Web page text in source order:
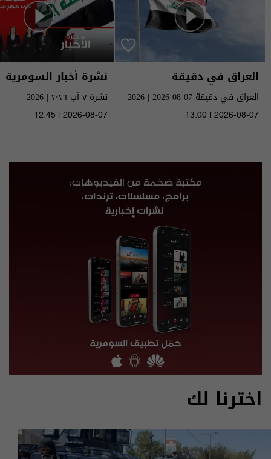
العراق في دقيقة
العراق في دقيقة 07-08-2026 | 2026
13:00 | 2026-08-07
نشرة أخبار السومرية
نشرة ٧ آب ٢٠٢٦ | 2026
12:45 | 2026-08-07
اخترنا لك